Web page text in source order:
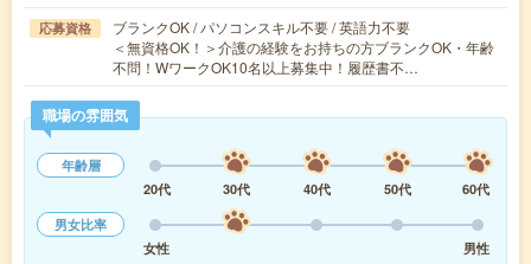
応募資格
ブランクOK / パソコンスキル不要 / 英語力不要
＜無資格OK！＞介護の経験をお持ちの方ブランクOK・年齢
不問！WワークOK10名以上募集中！履歴書不…
職場の雰囲気
年齢層
20代
30代 40代 50代
60代
男女比率
女性
男性